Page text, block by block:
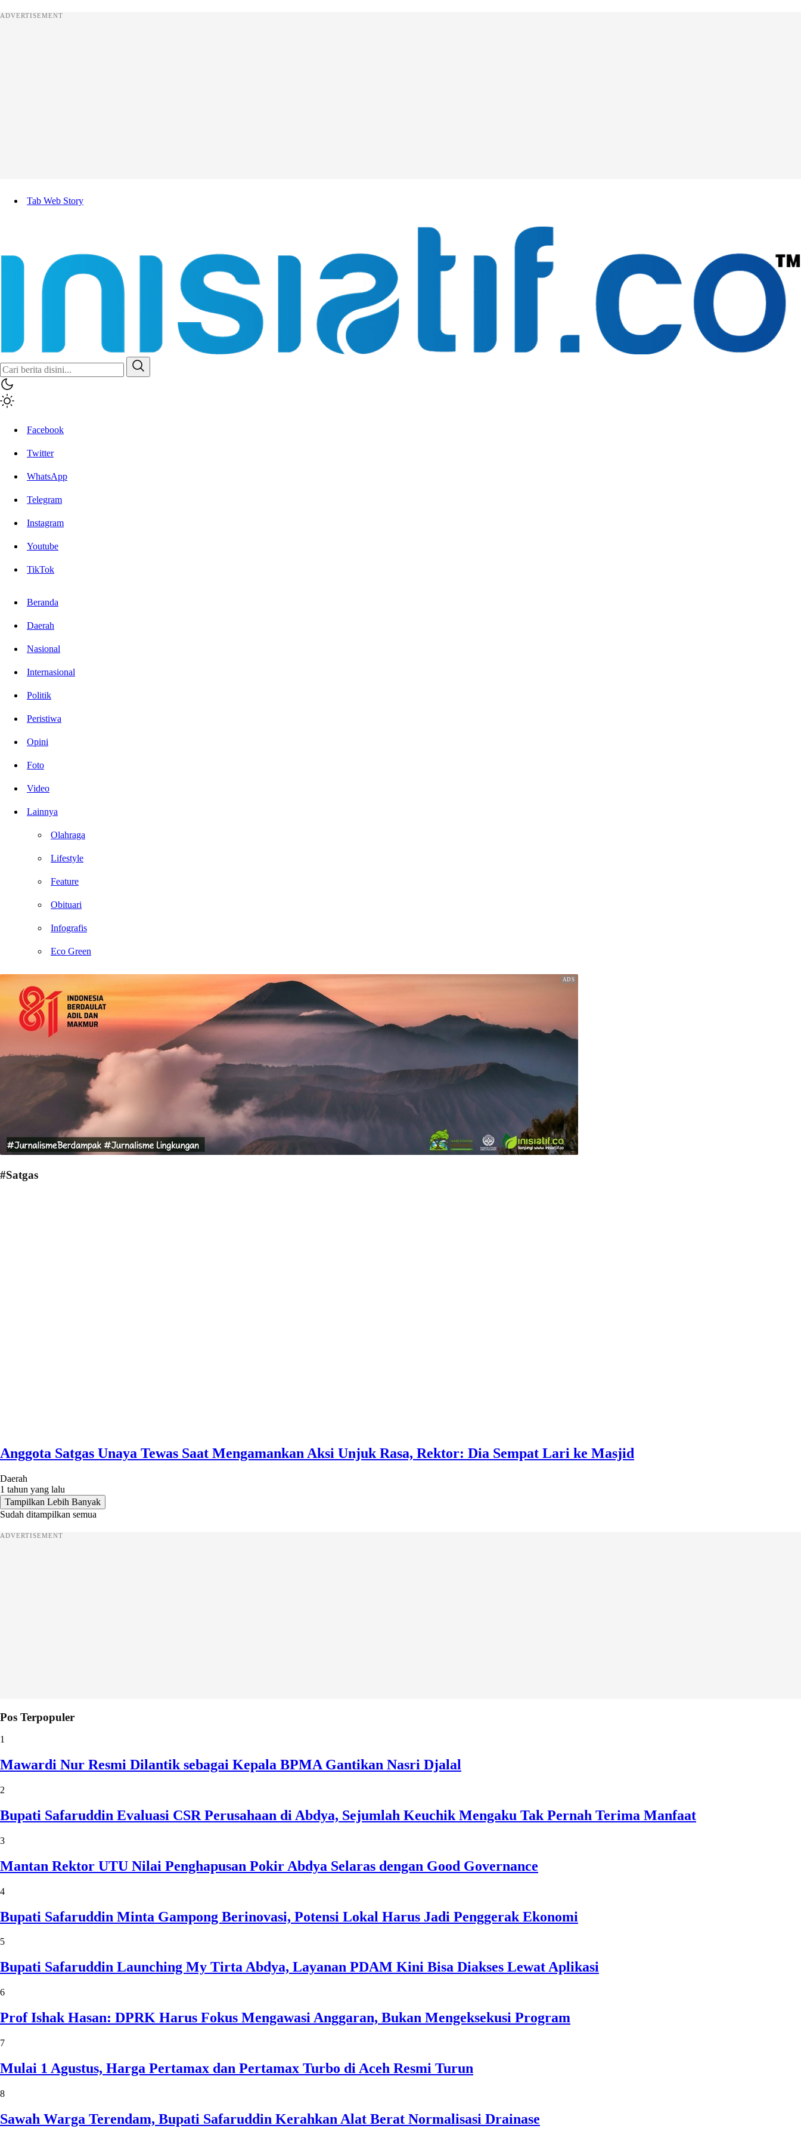
ADVERTISEMENT
Tab Web Story
Inisiatif.co
Stay Connected Stay Informed
Facebook
Twitter
WhatsApp
Telegram
Instagram
Youtube
TikTok
Beranda
Daerah
Nasional
Internasional
Politik
Peristiwa
Opini
Foto
Video
Lainnya
Olahraga
Lifestyle
Feature
Obituari
Infografis
Eco Green
#Satgas
Anggota Satgas Unaya Tewas Saat Mengamankan Aksi Unjuk Rasa, Rektor: Dia Sempat Lari ke Masjid
Daerah
1 tahun yang lalu
Tampilkan Lebih Banyak
Sudah ditampilkan semua
ADVERTISEMENT
Pos Terpopuler
1
Mawardi Nur Resmi Dilantik sebagai Kepala BPMA Gantikan Nasri Djalal
2
Bupati Safaruddin Evaluasi CSR Perusahaan di Abdya, Sejumlah Keuchik Mengaku Tak Pernah Terima Manfaat
3
Mantan Rektor UTU Nilai Penghapusan Pokir Abdya Selaras dengan Good Governance
4
Bupati Safaruddin Minta Gampong Berinovasi, Potensi Lokal Harus Jadi Penggerak Ekonomi
5
Bupati Safaruddin Launching My Tirta Abdya, Layanan PDAM Kini Bisa Diakses Lewat Aplikasi
6
Prof Ishak Hasan: DPRK Harus Fokus Mengawasi Anggaran, Bukan Mengeksekusi Program
7
Mulai 1 Agustus, Harga Pertamax dan Pertamax Turbo di Aceh Resmi Turun
8
Sawah Warga Terendam, Bupati Safaruddin Kerahkan Alat Berat Normalisasi Drainase